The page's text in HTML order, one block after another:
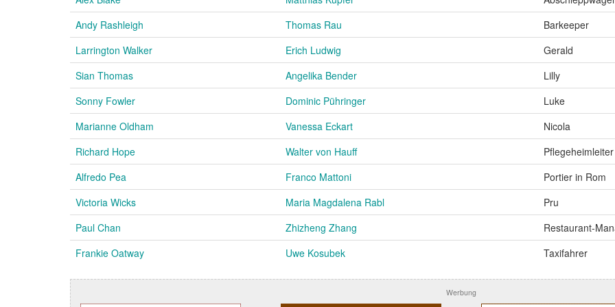
Andy Rashleigh
Thomas Rau
Barkeeper
Larrington Walker
Erich Ludwig
Gerald
Sian Thomas
Angelika Bender
Lilly
Sonny Fowler
Dominic Pühringer
Luke
Marianne Oldham
Vanessa Eckart
Nicola
Richard Hope
Walter von Hauff
Pflegeheimleiter
Alfredo Pea
Franco Mattoni
Portier in Rom
Victoria Wicks
Maria Magdalena Rabl
Pru
Paul Chan
Zhizheng Zhang
Restaurant-
Frankie Oatway
Uwe Kosubek Taxifahrer
Werbung